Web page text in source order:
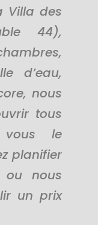
Villa des
44),
d’eau,
nous
tous
le
planifier
ou nous
un prix